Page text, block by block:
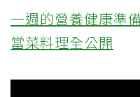
一週的營養健康準
當菜料理全公開